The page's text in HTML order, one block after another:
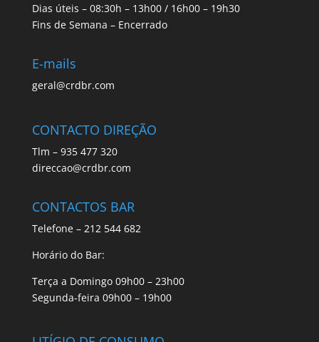
Dias úteis – 08:30h – 13h00 / 16h00 – 19h30
Fins de Semana – Encerrado
E-mails
geral@crdbr.com
CONTACTO DIREÇÃO
Tlm – 935 477 320
direccao@crdbr.com
CONTACTOS BAR
Telefone – 212 544 682
Horário do Bar:
Terça a Domingo 09h00 – 23h00
Segunda-feira 09h00 – 19h00